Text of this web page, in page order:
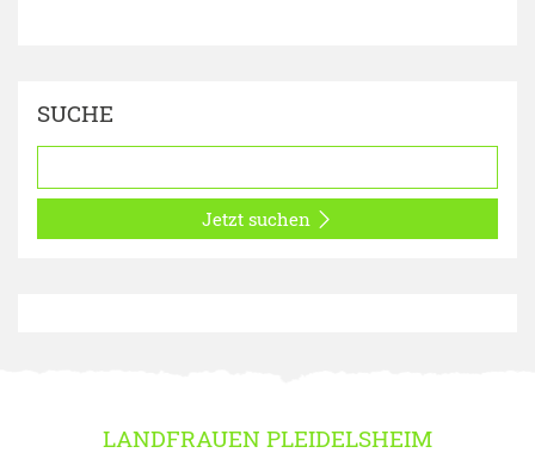
SUCHE
Jetzt suchen
LANDFRAUEN PLEIDELSHEIM